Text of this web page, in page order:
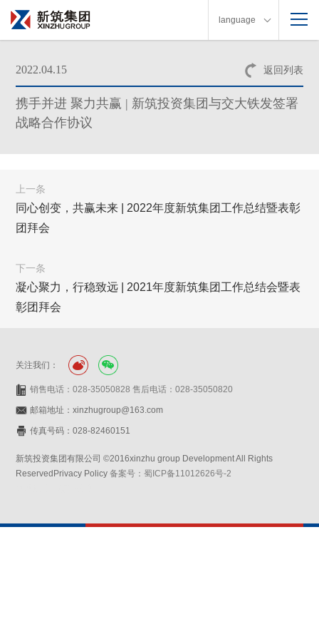
language
返回列表
2022.04.15
携手并进 聚力共赢 | 新筑投资集团与交大铁发签署
战略合作协议
上一条
同心创变，共赢未来 | 2022年度新筑集团工作总结暨表彰
团拜会
下一条
凝心聚力，行稳致远 | 2021年度新筑集团工作总结会暨表
彰团拜会
关注我们：
销售电话：028-35050828 售后电话：028-35050820
邮箱地址：xinzhugroup@163.com
传真号码：028-82460151
新筑投资集团有限公司 ©2016xinzhu group Development All Rights
ReservedPrivacy Policy备案号：蜀ICP备11012626号-2